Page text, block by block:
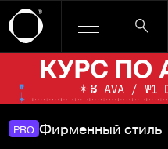
Ссылка баннера
PRO Фирменный стиль